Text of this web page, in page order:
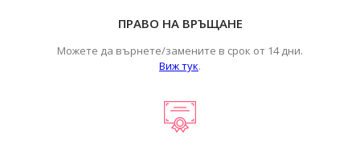
ПРАВО НА ВРЪЩАНЕ
Можете да върнете/замените в срок от 14 дни.
Виж тук.